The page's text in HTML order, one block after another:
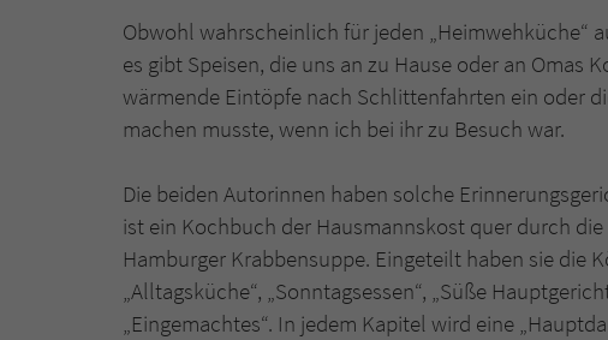
Obwohl wahrscheinlich für jeden „Heimwehküche“
es gibt Speisen, die uns an zu Hause oder an Omas
wärmende Eintöpfe nach Schlittenfahrten ein oder
machen musste, wenn ich bei ihr zu Besuch war.
Die beiden Autorinnen haben solche
ist ein Kochbuch der Hausmannskost quer durch
Hamburger Krabbensuppe. Eingeteilt haben sie die
„Alltagsküche“, „Sonntagsessen“, „Süße
„Eingemachtes“. In jedem Kapitel wird eine
Laufzeit
Zweck